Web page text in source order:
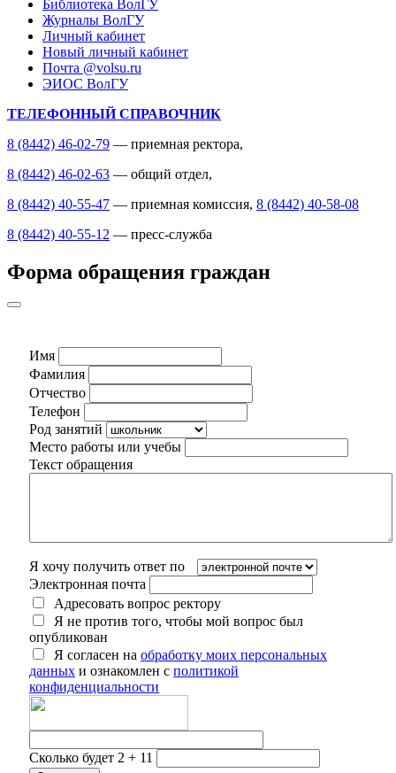
Библиотека ВолГУ
Журналы ВолГУ
Личный кабинет
Новый личный кабинет
Почта @volsu.ru
ЭИОС ВолГУ
ТЕЛЕФОННЫЙ СПРАВОЧНИК
8 (8442) 46-02-79 — приемная ректора,
8 (8442) 46-02-63 — общий отдел,
8 (8442) 40-55-47 — приемная комиссия, 8 (8442) 40-58-08
8 (8442) 40-55-12 — пресс-служба
Форма обращения граждан
Имя
Фамилия
Отчество
Телефон
Род занятий
Место работы или учебы
Текст обращения
Я хочу получить ответ по
Электронная почта
Адресовать вопрос ректору
Я не против того, чтобы мой вопрос был
опубликован
Я согласен на обработку моих персональных
данных и ознакомлен с политикой
конфиденциальности
Сколько будет 2 + 11